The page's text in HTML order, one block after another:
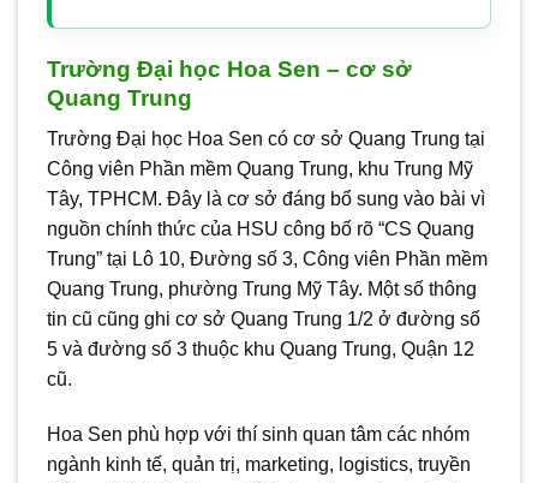
Trường Đại học Hoa Sen – cơ sở
Quang Trung
Trường Đại học Hoa Sen có cơ sở Quang Trung tại
Công viên Phần mềm Quang Trung, khu Trung Mỹ
Tây, TPHCM. Đây là cơ sở đáng bổ sung vào bài vì
nguồn chính thức của HSU công bố rõ “CS Quang
Trung” tại Lô 10, Đường số 3, Công viên Phần mềm
Quang Trung, phường Trung Mỹ Tây. Một số thông
tin cũ cũng ghi cơ sở Quang Trung 1/2 ở đường số
5 và đường số 3 thuộc khu Quang Trung, Quận 12
cũ.
Hoa Sen phù hợp với thí sinh quan tâm các nhóm
ngành kinh tế, quản trị, marketing, logistics, truyền